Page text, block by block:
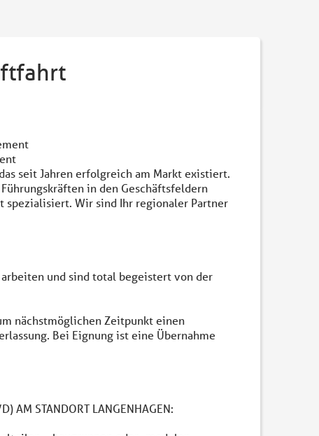
seit Jahren erfolgreich am Markt existiert.
in den Geschäftsfeldern
spezialisiert. Wir sind Ihr regionaler Partner
und sind total begeistert von der
nächstmöglichen Zeitpunkt einen
Bei Eignung ist eine Übernahme
AM STANDORT LANGENHAGEN: